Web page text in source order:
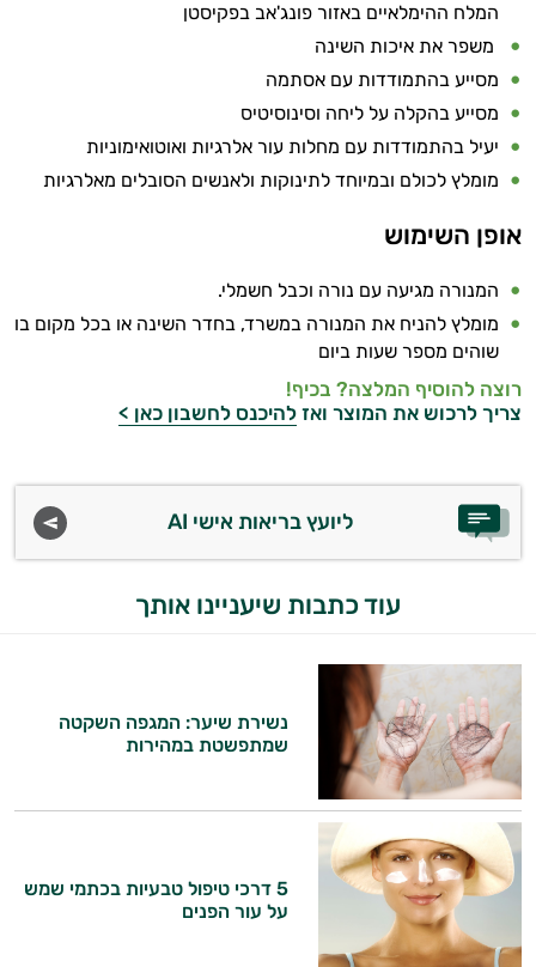
המלח ההימלאיים באזור פונג'אב בפקיסטן
משפר את איכות השינה
מסייע בהתמודדות עם אסתמה
מסייע בהקלה על ליחה וסינוסיטיס
יעיל בהתמודדות עם מחלות עור אלרגיות ואוטואימוניות
מומלץ לכולם ובמיוחד לתינוקות ולאנשים הסובלים מאלרגיות
אופן השימוש
המנורה מגיעה עם נורה וכבל חשמלי.
מומלץ להניח את המנורה במשרד, בחדר השינה או בכל מקום בו
שוהים מספר שעות ביום
רוצה להוסיף המלצה? בכיף!
צריך לרכוש את המוצר ואז להיכנס לחשבון כאן >
ליועץ בריאות אישי AI
עוד כתבות שיעניינו אותך
נשירת שיער: המגפה השקטה
שמתפשטת במהירות
5 דרכי טיפול טבעיות בכתמי שמש
על עור הפנים